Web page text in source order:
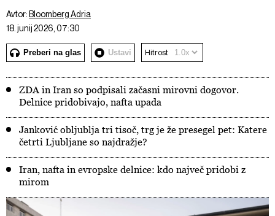
Avtor: Bloomberg Adria
18. junij 2026, 07:30
Preberi na glas Ustavi Hitrost
ZDA in Iran so podpisali začasni mirovni dogovor.
Delnice pridobivajo, nafta upada
Janković obljublja tri tisoč, trg je že presegel pet: Katere
četrti Ljubljane so najdražje?
Iran, nafta in evropske delnice: kdo največ pridobi z
mirom